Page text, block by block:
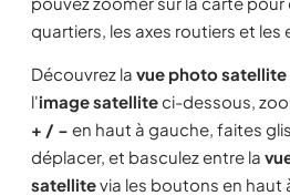
quartiers, les axes routiers et les
Découvrez la vue photo satellite
l'image satelliteci-dessous,
+ / − en haut à gauche, faites
déplacer, et basculez entre la
satellitevia les boutons en haut